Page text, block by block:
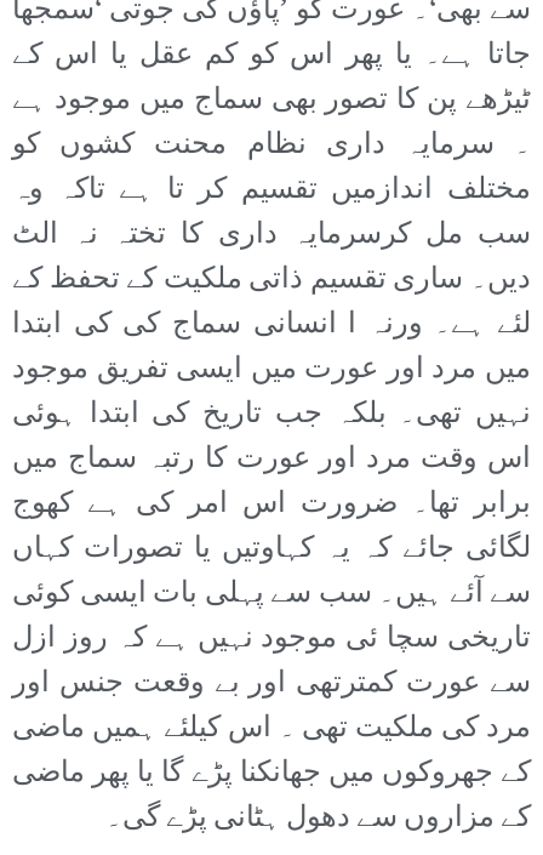
سے بھی‘۔ عورت کو ’پاؤں کی جوتی ‘سمجھا
جاتا ہے۔ یا پھر اس کو کم عقل یا اس کے
ٹیڑھے پن کا تصور بھی سماج میں موجود ہے
۔ سرمایہ داری نظام محنت کشوں کو
مختلف اندازمیں تقسیم کر تا ہے تاکہ وہ
سب مل کرسرمایہ داری کا تختہ نہ الٹ
دیں۔ ساری تقسیم ذاتی ملکیت کے تحفظ کے
لئے ہے۔ ورنہ ا انسانی سماج کی کی ابتدا
میں مرد اور عورت میں ایسی تفریق موجود
نہیں تھی۔ بلکہ جب تاریخ کی ابتدا ہوئی
اس وقت مرد اور عورت کا رتبہ سماج میں
برابر تھا۔ ضرورت اس امر کی ہے کھوج
لگائی جائے کہ یہ کہاوتیں یا تصورات کہاں
سے آئے ہیں۔ سب سے پہلی بات ایسی کوئی
تاریخی سچا ئی موجود نہیں ہے کہ روز ازل
سے عورت کمترتھی اور بے وقعت جنس اور
مرد کی ملکیت تھی ۔ اس کیلئے ہمیں ماضی
کے جھروکوں میں جھانکنا پڑے گا یا پھر ماضی
کے مزاروں سے دھول ہٹانی پڑے گی۔